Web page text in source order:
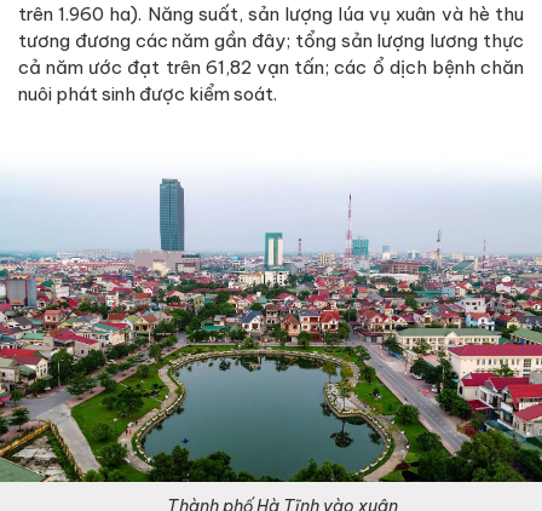
trên 1.960 ha). Năng suất, sản lượng lúa vụ xuân và hè thu
tương đương các năm gần đây; tổng sản lượng lương thực
cả năm ước đạt trên 61,82 vạn tấn; các ổ dịch bệnh chăn
nuôi phát sinh được kiểm soát.
Thành phố Hà Tĩnh vào xuân